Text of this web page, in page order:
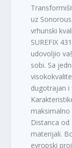
uz
vrhunski
SUREFIX
udovoljio
sobi. Sa
dugotrajan i
maksimalno
Distanca od
materijali.
evropski